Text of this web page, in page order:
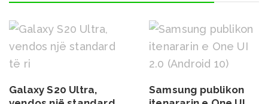
Galaxy S20 Ultra,
Samsung publikon